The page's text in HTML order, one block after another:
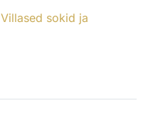
Villased sokid ja